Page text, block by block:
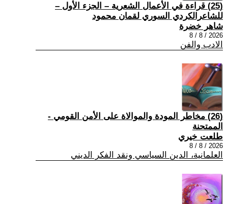
(25) قراءة في الأعمال الشعرية – الجزء الأول –
للشاعرالكردي السوري لقمان محمود
شاهر خضرة
2026 / 8 / 8
الادب والفن
(26) مخاطر المودة والموالاة على الأمن القومي -
الممتحنة
طلعت خيري
2026 / 8 / 8
العلمانية، الدين السياسي ونقد الفكر الديني